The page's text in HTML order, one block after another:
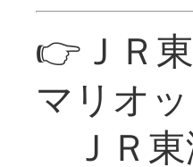
👉ＪＲ
マリオ
ＪＲ東